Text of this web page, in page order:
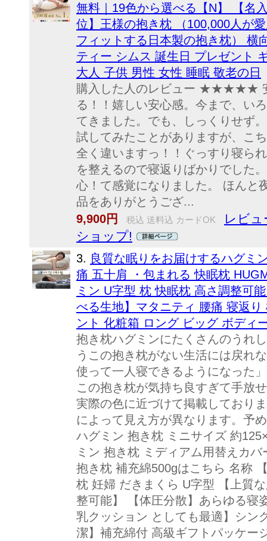
無料｜19色から選べる【N】 【名
位】王様の抱き枕 （100,000人が
フィットする日本製の抱き枕） 横
ティー シムス 誕生日 プレゼント
大人 子供 男性 女性 睡眠 敬老の日
購入した人のレビュー ★★★★★
る！！嬉しい安心感。今まで、い
てきました。でも、しっくりせず
試してみたことがありますが、こ
全く違いますっ！！ぐっすり寝ら
を整えるので寝返りばかりでした
心！て感覚になりました。 ほんと
品をありがとうござ...
9,900円
税込 送料込 カードOK
レビュ
ショップ!
3. 良質な眠りをお届けするハグミ
痛 五十肩 ・包まれる 快眠枕
ミン U字型 枕 快眠枕 高さ調整可
べる生地】マタニティ 腰痛 寝返
ント 化粧箱 ロング ビッグ ボディ
抱き枕ハグミンにたくさんのうれ
うこの抱き枕がない生活には戻れ
使って一人寝できるようになった
この抱き枕が気持ち良すぎて手放
実際の色に近づけて掲載しており
によって見え方が異なります。予
ハグミン 抱き枕 ミニサイズ 約
ミン 抱き枕 ミディアム用替えカ
抱き枕 補充綿500gはこちら 名称
枕 妊婦 だきまくら U字型 【上質
整可能】 【体圧分散】あらゆる寝
乳クッション としても最適】シン
潔】補充綿付 高級ギフトパッケー